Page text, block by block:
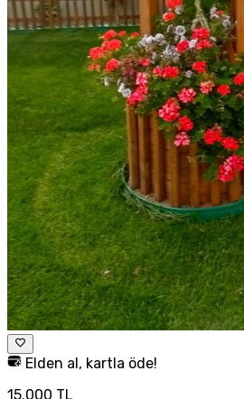
Elden al, kartla öde!
15.000 TL